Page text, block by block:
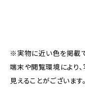
※実物に近い色を掲載
端末や閲覧環境により
見えることがございます。